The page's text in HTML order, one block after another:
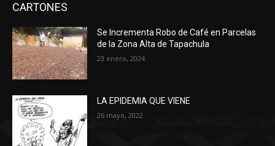
CARTONES
Se Incrementa Robo de Café en Parcelas
de la Zona Alta de Tapachula
23 enero, 2024
LA EPIDEMIA QUE VIENE
26 mayo, 2022